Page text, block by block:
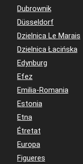
Dubrownik
Düsseldorf
Dzielnica Le Marais
Dzielnica Łacińska
Edynburg
Efez
Emilia-Romania
Estonia
Etna
Étretat
Europa
Figueres